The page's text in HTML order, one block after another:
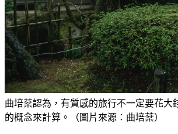
曲培棻認為，有質感的旅行不一定要花大
的概念來計算。（圖片來源：曲培棻）